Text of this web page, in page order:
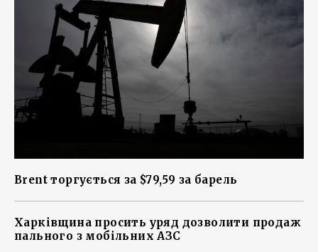
Brent торгується за $79,59 за барель
Харківщина просить уряд дозволити продаж
пального з мобільних АЗС